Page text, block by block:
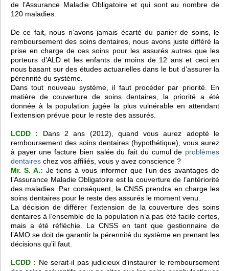
de l’Assurance Maladie Obligatoire et qui sont au nombre de
120 maladies.
De ce fait, nous n’avons jamais écarté du panier de soins, le
remboursement des soins dentaires, nous avons juste différé la
prise en charge de ces soins pour les assurés autres que les
porteurs d’ALD et les enfants de moins de 12 ans et ceci en
nous basant sur des études actuarielles dans le but d’assurer la
pérennité du système.
Dans tout nouveau système, il faut procéder par priorité. En
matière de couverture de soins dentaires, la priorité a été
donnée à la population jugée la plus vulnérable en attendant
l’extension prévue pour le reste des assurés.
LCDD : Dans 2 ans (2012), quand vous aurez adopté le
remboursement des soins dentaires (hypothétique), vous aurez
à payer une facture bien salée du fait du cumul de problèmes
dentaires chez vos affiliés, vous y avez conscience ?
Mr. S. A.: Je tiens à vous informer que l’un des avantages de
l’Assurance Maladie Obligatoire est la couverture de l’antériorité
des maladies. Par conséquent, la CNSS prendra en charge les
soins dentaires pour le reste des assurés le moment venu.
La décision de différer l’extension de la couverture des soins
dentaires à l’ensemble de la population n’a pas été facile certes,
mais a été réfléchie. La CNSS en tant que gestionnaire de
l’AMO se doit de garantir la pérennité du système en prenant les
décisions qu’il faut.
LCDD : Ne serait-il pas judicieux d’instaurer le remboursement